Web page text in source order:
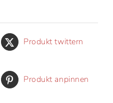
Produkt twittern
Produkt anpinnen